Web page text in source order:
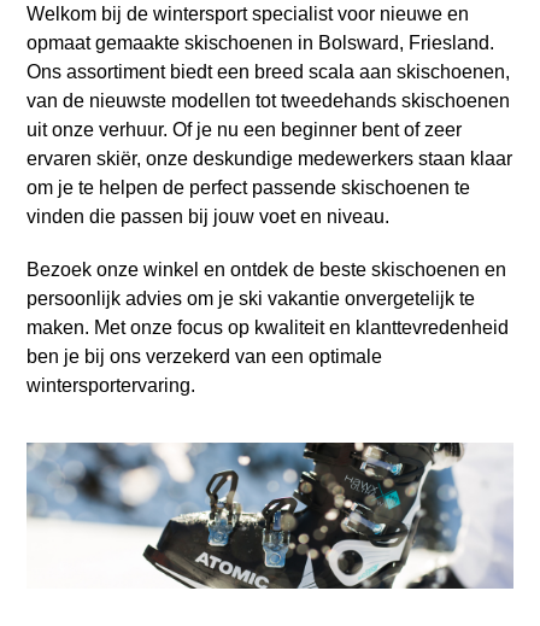
Welkom bij de wintersport specialist voor nieuwe en
opmaat gemaakte skischoenen in Bolsward, Friesland.
Ons assortiment biedt een breed scala aan skischoenen,
van de nieuwste modellen tot tweedehands skischoenen
uit onze verhuur. Of je nu een beginner bent of zeer
ervaren skiër, onze deskundige medewerkers staan klaar
om je te helpen de perfect passende skischoenen te
vinden die passen bij jouw voet en niveau.
Bezoek onze winkel en ontdek de beste skischoenen en
persoonlijk advies om je ski vakantie onvergetelijk te
maken. Met onze focus op kwaliteit en klanttevredenheid
ben je bij ons verzekerd van een optimale
wintersportervaring.